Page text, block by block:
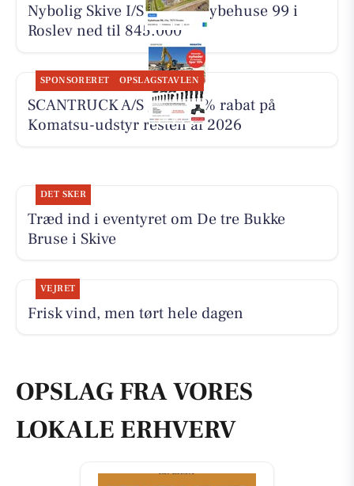
Nybolig Skive I/S har sat Kybehuse 99 i
Roslev ned til 845.000
SPONSORERET OPSLAGSTAVLEN
SCANTRUCK A/S giver 15% rabat på
Komatsu-udstyr resten af 2026
DET SKER
Træd ind i eventyret om De tre Bukke
Bruse i Skive
VEJRET
Frisk vind, men tørt hele dagen
OPSLAG FRA VORES
LOKALE ERHVERV